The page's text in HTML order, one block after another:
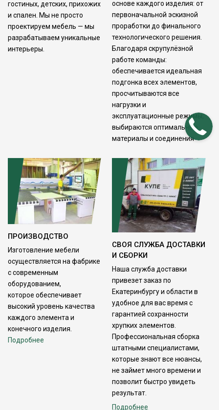
гостиных, детских, прихожих
и спален. Мы не просто
проектируем мебель — мы
разрабатываем уникальные
интерьеры.
основе каждого изделия: от
первоначальной эскизной
проработки до финального
технологического решения.
Благодаря скрупулёзной
работе команды:
обеспечивается идеальная
подгонка всех элементов,
просчитываются все
нагрузки и
эксплуатационные режимы,
выбираются оптимальные
материалы и соединения
ПРОИЗВОДСТВО
Изготовление мебели
осуществляется на фабрике
с современным
оборудованием,
которое обеспечивает
высокий уровень качества
каждого элемента и
конечного изделия.
Подробнее
СВОЯ СЛУЖБА ДОСТАВКИ
И СБОРКИ
Наша служба доставки
привезет заказ по
Екатеринбургу и области в
удобное для вас время с
гарантией сохранности
хрупких элементов.
Профессиональная сборка
штатными специалистами,
которые знают все нюансы,
не займет много времени и
позволит быстро увидеть
результат.
Подробнее